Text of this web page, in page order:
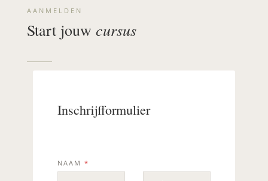
AANMELDEN
Start jouw cursus
Inschrijfformulier
NAAM *